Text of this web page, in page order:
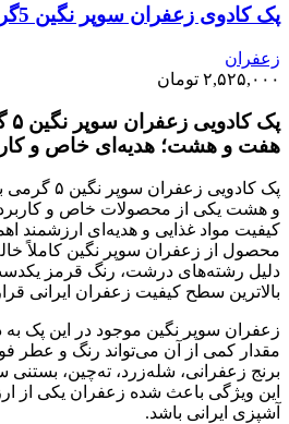
پک کادوی زعفران سوپر نگین 5گرمی تک و هاون چوبی
زعفران
۲,۵۲۵,۰۰۰ تومان
هفت و هشت؛ هدیه‌ای خاص و
پک کادویی
و هشت یکی از محصولات خاص و
کیفیت مواد غذایی و هدیه‌ای ارزشمند
محصول از زعفران سوپر نگین کاملاً
دلیل رشته‌های درشت، رنگ قرمز
بالاترین سطح کیفیت زعفران ایرانی
زعفران سوپر نگین موجود در این پک به
مقدار کمی از آن می‌تواند رنگ و عطر
برنج زعفرانی، شله‌زرد، ته‌چین، بستنی
این ویژگی باعث شده زعفران یکی از
آشپزی ایرانی باشد.